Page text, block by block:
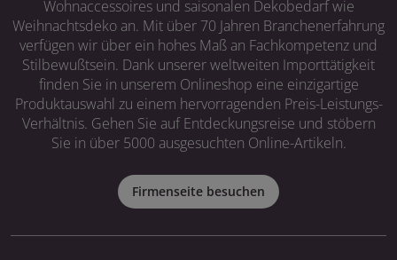
Wohnaccessoires und saisonalen Dekobedarf wie
Weihnachtsdeko an. Mit über 70 Jahren Branchenerfahrung
verfügen wir über ein hohes Maß an Fachkompetenz und
Stilbewußtsein. Dank unserer weltweiten Importtätigkeit
finden Sie in unserem Onlineshop eine einzigartige
Produktauswahl zu einem hervorragenden Preis-Leistungs-
Verhältnis. Gehen Sie auf Entdeckungsreise und stöbern
Sie in über 5000 ausgesuchten Online-Artikeln.
Firmenseite besuchen